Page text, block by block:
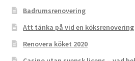
Badrumsrenovering
Att tänka på vid en köksrenovering
Renovera köket 2020